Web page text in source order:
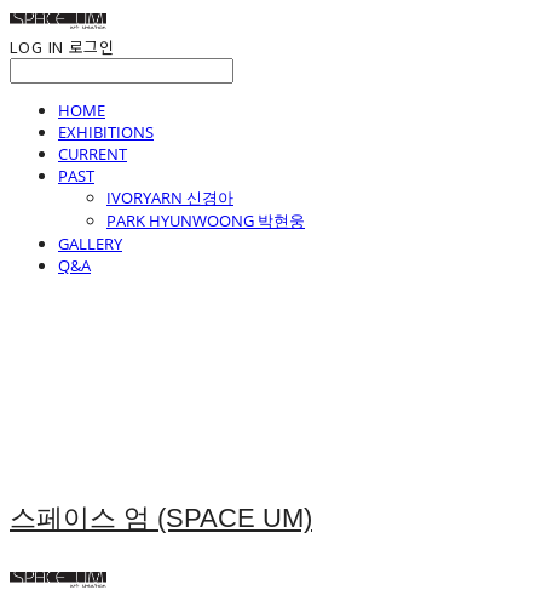
LOG IN 로그인
HOME
EXHIBITIONS
CURRENT
PAST
IVORYARN 신경아
PARK HYUNWOONG 박현웅
GALLERY
Q&A
스페이스 엄 (SPACE UM)